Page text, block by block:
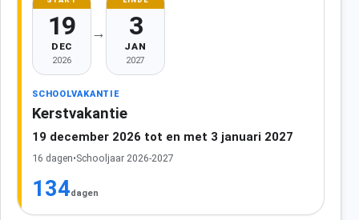
19
DEC
2026
→ 3
JAN
2027
SCHOOLVAKANTIE
Kerstvakantie
19 december 2026 tot en met 3 januari 2027
16 dagen•Schooljaar 2026-2027
134dagen